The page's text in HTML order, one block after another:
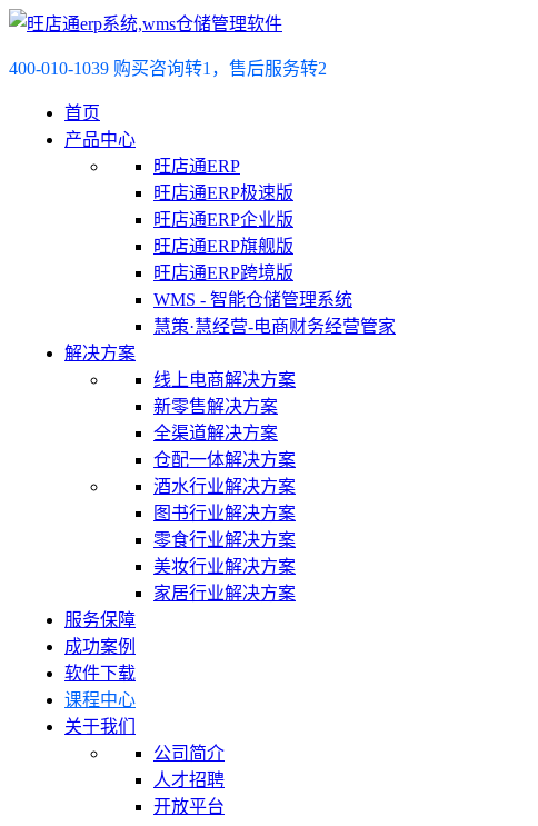
400-010-1039 购买咨询转1，售后服务转2
首页
产品中心
旺店通ERP
旺店通ERP极速版
旺店通ERP企业版
旺店通ERP旗舰版
旺店通ERP跨境版
WMS - 智能仓储管理系统
慧策·慧经营-电商财务经营管家
解决方案
线上电商解决方案
新零售解决方案
全渠道解决方案
仓配一体解决方案
酒水行业解决方案
图书行业解决方案
零食行业解决方案
美妆行业解决方案
家居行业解决方案
服务保障
成功案例
软件下载
课程中心
关于我们
公司简介
人才招聘
开放平台